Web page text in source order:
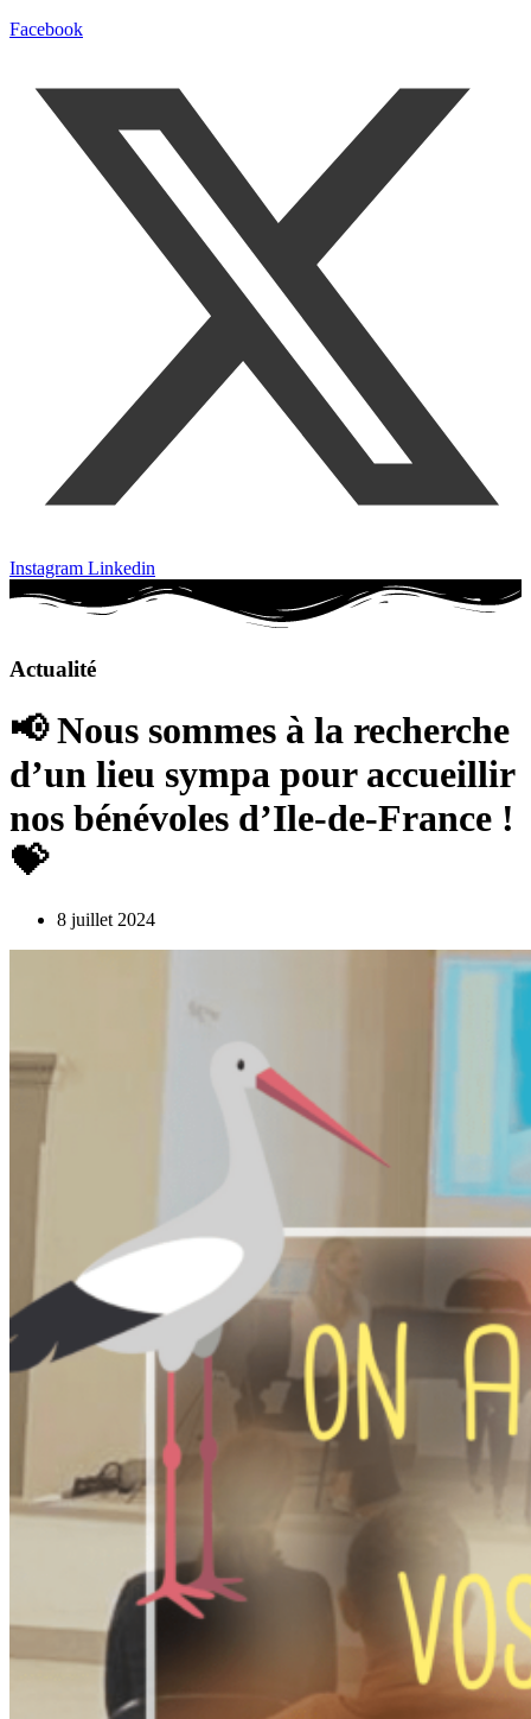
Facebook
Instagram Linkedin
Actualité
📢 Nous sommes à la recherche
d’un lieu sympa pour accueillir
nos bénévoles d’Ile-de-France !
💝
8 juillet 2024